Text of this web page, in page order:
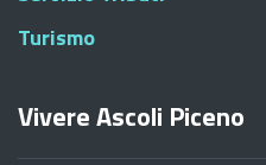
Turismo
Vivere Ascoli Piceno